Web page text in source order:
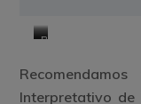
Termas
romanas
Balneário
Interpretativo